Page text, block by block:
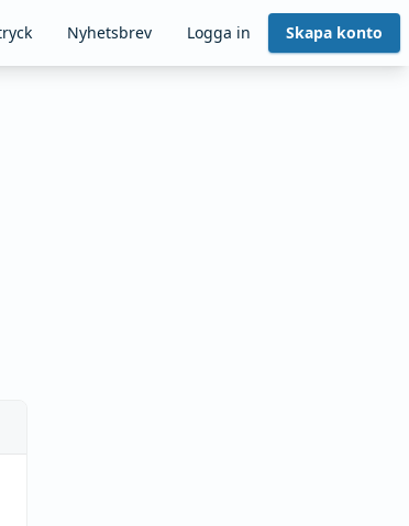
Nyhetsbrev Logga in Skapa konto